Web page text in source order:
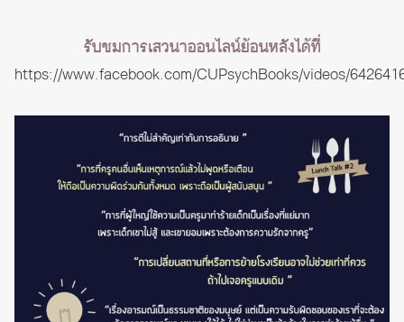
รับชมการเสวนาออนไลน์ย้อนหลังได้ที่
https://www.facebook.com/CUPsychBooks/videos/